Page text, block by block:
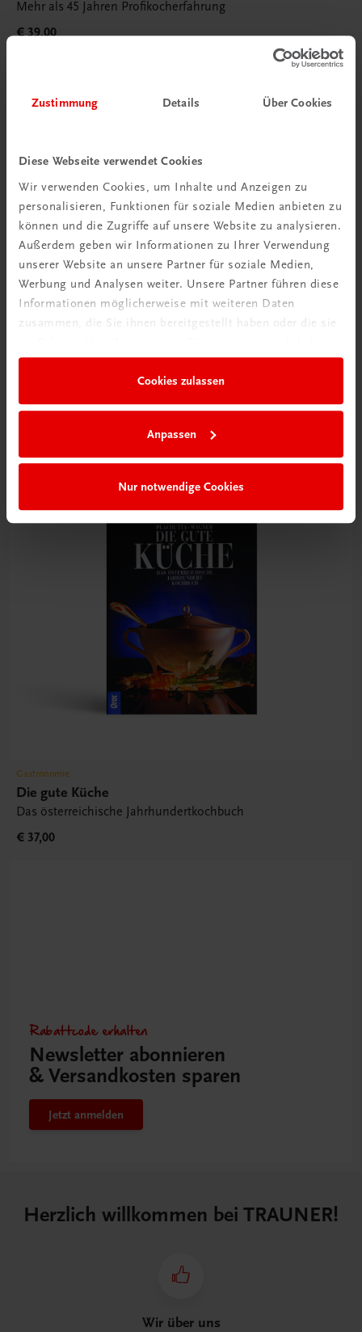
Zustimmung Details Über Cookies
Diese Webseite verwendet Cookies
Wir verwenden Cookies, um Inhalte und Anzeigen zu
personalisieren, Funktionen für soziale Medien anbieten zu
können und die Zugriffe auf unsere Website zu analysieren.
Außerdem geben wir Informationen zu Ihrer Verwendung
unserer Website an unsere Partner für soziale Medien,
Werbung und Analysen weiter. Unsere Partner führen diese
Informationen möglicherweise mit weiteren Daten
zusammen, die Sie ihnen bereitgestellt haben oder die sie
Cookies zulassen
Anpassen
Nur notwendige Cookies
Mehr als 45 Jahren Profikocherfahrung
€ 39,00
Kochbuch von Elfriede Schachinger
Gastronomie
Die gute Küche
Das österreichische Jahrhundertkochbuch
€ 37,00
Rabattcode erhalten
Newsletter abonnieren
& Versandkosten sparen
Jetzt anmelden
Herzlich willkommen bei TRAUNER!
Wir über uns